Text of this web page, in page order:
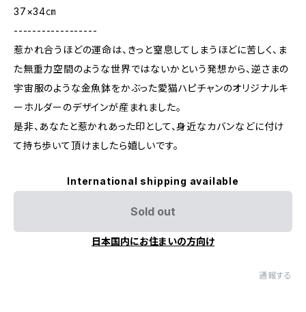
37×34㎝
------------------
惹かれ合うほどの運命は、きっと窒息してしまうほどに苦しく、ま
た無重力空間のような世界ではないかという発想から、逆さまの
宇宙服のような金魚鉢をかぶった愛猫ハピチャンのオリジナルキ
ーホルダーのデザインが産まれました。
是非、あなたと惹かれあった印として、身近なカバンなどに付け
て持ち歩いて頂けましたら嬉しいです。
International shipping available
Sold out
日本国内にお住まいの方向け
通報する